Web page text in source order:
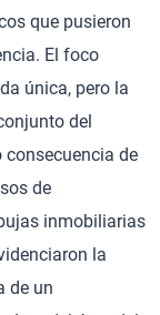
que pusieron
El foco
única, pero la
del
de
de
inmobiliarias
la
de un